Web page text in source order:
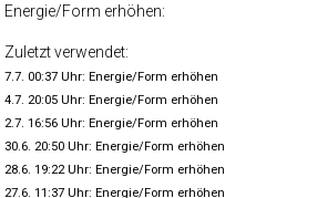
Energie/Form erhöhen:
Zuletzt verwendet:
7.7. 00:37 Uhr: Energie/Form erhöhen
4.7. 20:05 Uhr: Energie/Form erhöhen
2.7. 16:56 Uhr: Energie/Form erhöhen
30.6. 20:50 Uhr: Energie/Form erhöhen
28.6. 19:22 Uhr: Energie/Form erhöhen
27.6. 11:37 Uhr: Energie/Form erhöhen